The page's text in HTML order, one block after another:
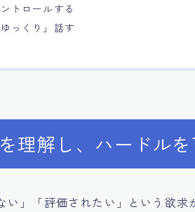
トロールする
ゆっくり」話す
理解し、ハードルを
い」「評価されたい」という欲